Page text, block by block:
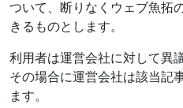
ついて、断りなくウェブ魚拓
きるものとします。
利用者は運営会社に対して異
その場合に運営会社は該当記
ます。